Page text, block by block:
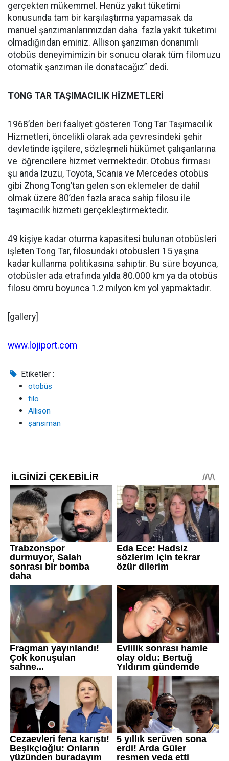
gerçekten mükemmel. Henüz yakıt tüketimi
konusunda tam bir karşılaştırma yapamasak da
manüel şanzımanlarımızdan daha fazla yakıt tüketimi
olmadığından eminiz. Allison şanzıman donanımlı
otobüs deneyimimizin bir sonucu olarak tüm filomuzu
otomatik şanzıman ile donatacağız” dedi.
TONG TAR TAŞIMACILIK HİZMETLERİ
1968’den beri faaliyet gösteren Tong Tar Taşımacılık
Hizmetleri, öncelikli olarak ada çevresindeki şehir
devletinde işçilere, sözleşmeli hükümet çalışanlarına
ve öğrencilere hizmet vermektedir. Otobüs firması
şu anda Izuzu, Toyota, Scania ve Mercedes otobüs
gibi Zhong Tong’tan gelen son eklemeler de dahil
olmak üzere 80’den fazla araca sahip filosu ile
taşımacılık hizmeti gerçekleştirmektedir.
49 kişiye kadar oturma kapasitesi bulunan otobüsleri
işleten Tong Tar, filosundaki otobüsleri 15 yaşına
kadar kullanma politikasına sahiptir. Bu süre boyunca,
otobüsler ada etrafında yılda 80.000 km ya da otobüs
filosu ömrü boyunca 1.2 milyon km yol yapmaktadır.
[gallery]
www.lojiport.com
Etiketler :
otobüs
filo
Allison
şansıman